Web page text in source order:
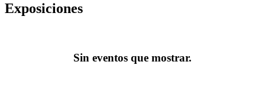
Exposiciones
Sin eventos que mostrar.